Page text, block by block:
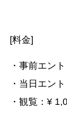
[料金]
・事前エン
・当日エン
・観覧：¥